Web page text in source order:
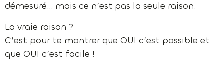
démesuré… mais ce n’est pas la seule raison.
La vraie raison ?
C’est pour te montrer que OUI c’est possible et
que OUI c’est facile !